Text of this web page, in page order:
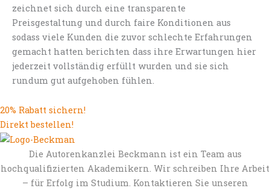
zeichnet sich durch eine transparente
Preisgestaltung und durch faire Konditionen aus
sodass viele Kunden die zuvor schlechte Erfahrungen
gemacht hatten berichten dass ihre Erwartungen hier
jederzeit vollständig erfüllt wurden und sie sich
rundum gut aufgehoben fühlen.
20% Rabatt sichern!
Direkt bestellen!
Die Autorenkanzlei Beckmann ist ein Team aus
hochqualifizierten Akademikern. Wir schreiben Ihre Arbeit
– für Erfolg im Studium. Kontaktieren Sie unseren